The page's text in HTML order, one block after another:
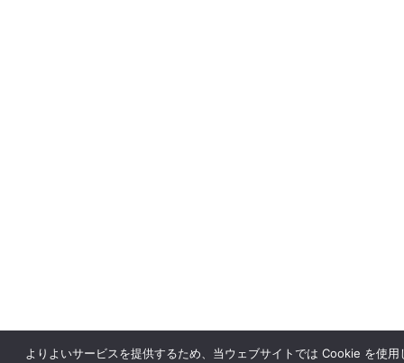
よりよいサービスを提供するため、当ウェブサイトでは Cookie を使用